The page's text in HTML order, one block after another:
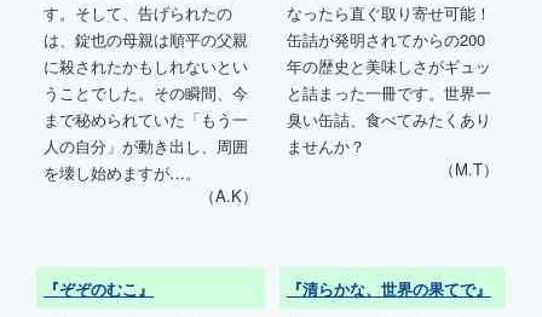
す。そして、告げられたの
は、錠也の母親は順平の父親
に殺されたかもしれないとい
うことでした。その瞬間、今
まで秘められていた「もう一
人の自分」が動き出し、周囲
を壊し始めますが…。
（A.K）
なったら直ぐ取り寄せ可能！
缶詰が発明されてからの200
年の歴史と美味しさがギュッ
と詰まった一冊です。世界一
臭い缶詰、食べてみたくあり
ませんか？
（M.T）
『ぞぞのむこ』
『清らかな、世界の果てで』